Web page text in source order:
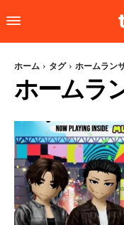
ホーム タグ ホームラン
ホームラ